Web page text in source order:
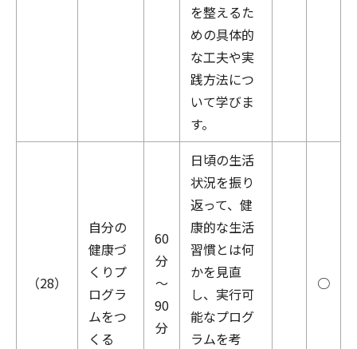
を整えるた
めの具体的
な工夫や実
践方法につ
いて学びま
す。
（28）
自分の
健康づ
くりプ
ログラ
ムをつ
くる
60
分
～
90
分
日頃の生活
状況を振り
返って、健
康的な生活
習慣とは何
かを見直
し、実行可
能なプログ
ラムを考
○